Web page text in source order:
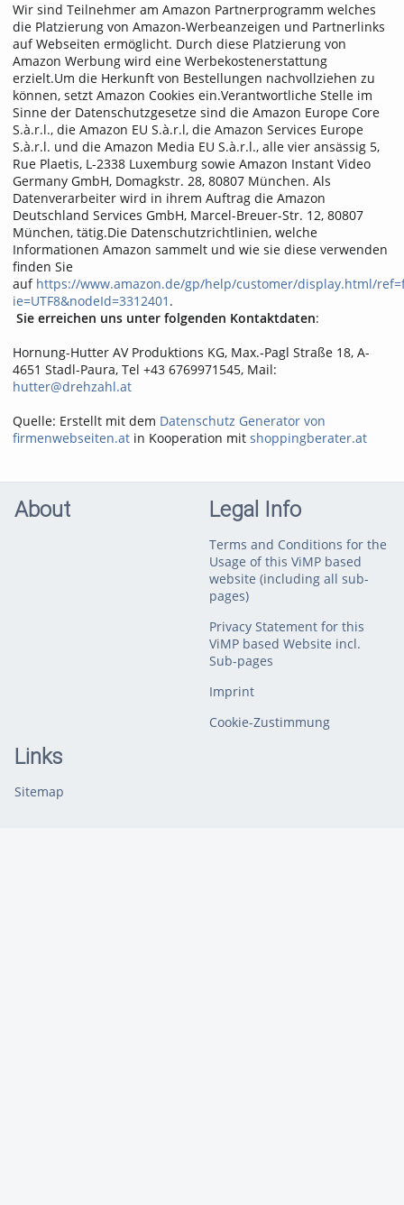
Wir sind Teilnehmer am Amazon Partnerprogramm welches
die Platzierung von Amazon-Werbeanzeigen und Partnerlinks
auf Webseiten ermöglicht. Durch diese Platzierung von
Amazon Werbung wird eine Werbekostenerstattung
erzielt.Um die Herkunft von Bestellungen nachvollziehen zu
können, setzt Amazon Cookies ein.Verantwortliche Stelle im
Sinne der Datenschutzgesetze sind die Amazon Europe Core
S.à.r.l., die Amazon EU S.à.r.l, die Amazon Services Europe
S.à.r.l. und die Amazon Media EU S.à.r.l., alle vier ansässig 5,
Rue Plaetis, L-2338 Luxemburg sowie Amazon Instant Video
Germany GmbH, Domagkstr. 28, 80807 München. Als
Datenverarbeiter wird in ihrem Auftrag die Amazon
Deutschland Services GmbH, Marcel-Breuer-Str. 12, 80807
München, tätig.Die Datenschutzrichtlinien, welche
Informationen Amazon sammelt und wie sie diese verwenden
finden Sie
auf https://www.amazon.de/gp/help/customer/display.html/
ie=UTF8&nodeId=3312401 .
Sie erreichen uns unter folgenden Kontaktdaten:
Hornung-Hutter AV Produktions KG, Max.-Pagl Straße 18, A-
4651 Stadl-Paura, Tel +43 6769971545, Mail:
hutter@drehzahl.at
Quelle: Erstellt mit dem Datenschutz Generator von
firmenwebseiten.at in Kooperation mit shoppingberater.at
About Legal Info
Terms and Conditions for the
Usage of this ViMP based
website (including all sub-
pages)
Privacy Statement for this
ViMP based Website incl.
Sub-pages
Imprint
Cookie-Zustimmung
Links
Sitemap